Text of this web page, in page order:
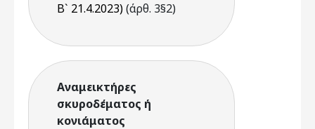
Β` 21.4.2023)(άρθ. 3§2)
Αναμεικτήρες
σκυροδέματος ή
κονιάματος